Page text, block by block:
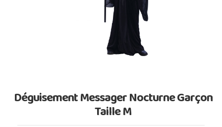
Déguisement Messager Nocturne Garçon
Taille M